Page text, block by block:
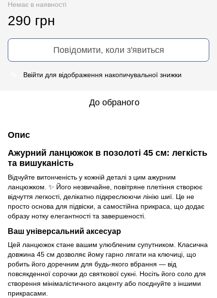
Немає в наявності
290 грн
Повідомити, коли з'явиться
Ввійти для відображення накопичувальної знижки
До обраного
Опис
Ажурний ланцюжок в позолоті 45 см: легкість
та вишуканість
Відчуйте витонченість у кожній деталі з цим ажурним
ланцюжком. ✨ Його незвичайне, повітряне плетіння створює
відчуття легкості, делікатно підкреслюючи лінію шиї. Це не
просто основа для підвіски, а самостійна прикраса, що додає
образу нотку елегантності та завершеності.
Ваш універсальний аксесуар
Цей ланцюжок стане вашим улюбленим супутником. Класична
довжина 45 см дозволяє йому гарно лягати на ключиці, що
робить його доречним для будь-якого вбрання — від
повсякденної сорочки до святкової сукні. Носіть його соло для
створення мінімалістичного акценту або поєднуйте з іншими
прикрасами.